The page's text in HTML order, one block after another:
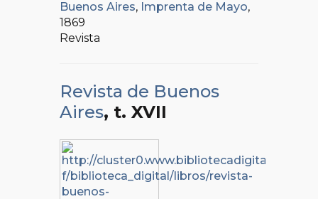
Buenos Aires, Imprenta de Mayo,
1869
Revista
Revista de Buenos
Aires, t. XVII